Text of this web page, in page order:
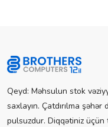
Qeyd: Məhsulun stok
saxlayın. Çatdırılma
pulsuzdur. Diqqətiniz üçün